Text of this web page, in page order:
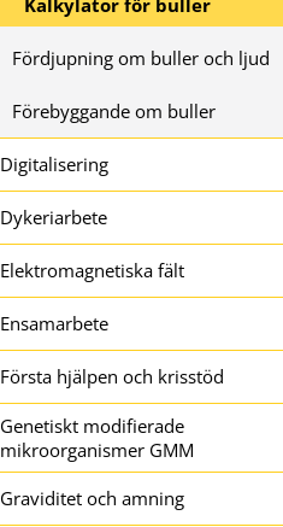
Fördjupning om buller och ljud
Förebyggande om buller
Digitalisering
Dykeriarbete
Elektromagnetiska fält
Ensamarbete
Första hjälpen och krisstöd
Genetiskt modifierade
mikroorganismer GMM
Graviditet och amning